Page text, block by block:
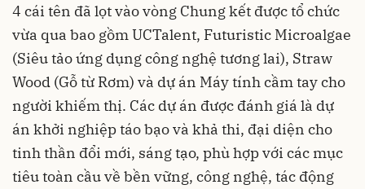
4 cái tên đã lọt vào vòng Chung kết được tổ chức
vừa qua bao gồm UCTalent, Futuristic Microalgae
(Siêu tảo ứng dụng công nghệ tương lai), Straw
Wood (Gỗ từ Rơm) và dự án Máy tính cầm tay cho
người khiếm thị. Các dự án được đánh giá là dự
án khởi nghiệp táo bạo và khả thi, đại diện cho
tinh thần đổi mới, sáng tạo, phù hợp với các mục
tiêu toàn cầu về bền vững, công nghệ, tác động